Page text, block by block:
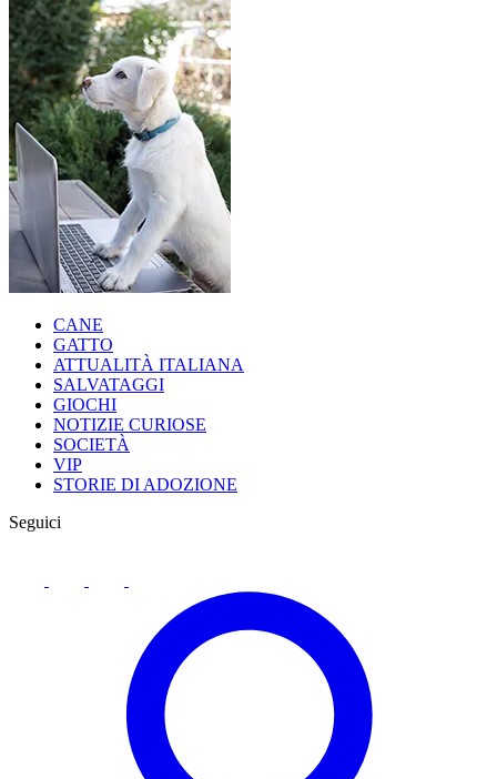
CANE
GATTO
ATTUALITÀ ITALIANA
SALVATAGGI
GIOCHI
NOTIZIE CURIOSE
SOCIETÀ
VIP
STORIE DI ADOZIONE
Seguici